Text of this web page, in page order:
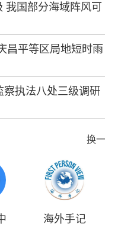
我国部分海域阵风可
昌平等区局地短时雨
察执法八处三级调研
换一批
海外手记